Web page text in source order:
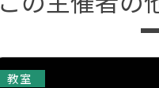
教室